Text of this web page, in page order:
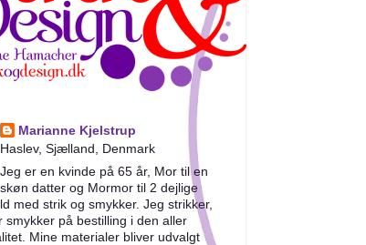
Marianne Kjelstrup
Haslev, Sjælland, Denmark
Jeg er en kvinde på 65 år, Mor til en
skøn datter og Mormor til 2 dejlige
med strik og smykker. Jeg strikker,
smykker på bestilling i den aller
Mine materialer bliver udvalgt